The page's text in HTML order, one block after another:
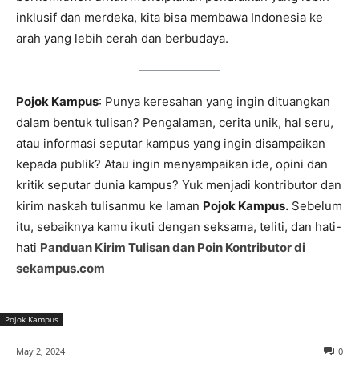
inklusif dan merdeka, kita bisa membawa Indonesia ke
arah yang lebih cerah dan berbudaya.
Pojok Kampus: Punya keresahan yang ingin dituangkan
dalam bentuk tulisan? Pengalaman, cerita unik, hal seru,
atau informasi seputar kampus yang ingin disampaikan
kepada publik? Atau ingin menyampaikan ide, opini dan
kritik seputar dunia kampus? Yuk menjadi kontributor dan
kirim naskah tulisanmu ke laman Pojok Kampus. Sebelum
itu, sebaiknya kamu ikuti dengan seksama, teliti, dan hati-
hati Panduan Kirim Tulisan dan Poin Kontributor di
sekampus.com
Pojok Kampus
0
May 2, 2024